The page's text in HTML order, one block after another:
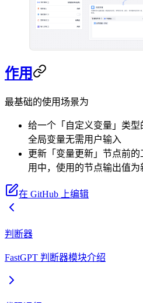
作用
最基础的使用场景为
给一个「自定义变量」类
全局变量无需用户输入
更新「变量更新」节点前
用中，使用的节点输出值为
在 GitHub 上编辑
判断器
FastGPT 判断器模块介绍